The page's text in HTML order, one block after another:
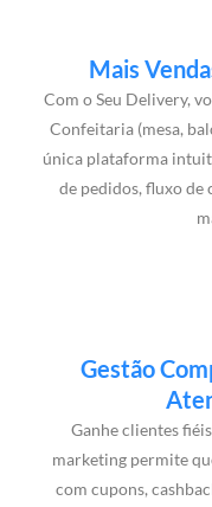
Mais
Com o Seu Delivery,
Confeitaria (mesa,
única plataforma
de pedidos, fluxo de
Gestão
Ganhe clientes
marketing permite
com cupons,